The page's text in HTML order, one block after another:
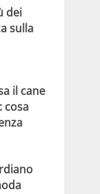
dei
sulla
il cane
cosa